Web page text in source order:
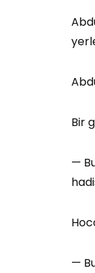
Bir
—
—